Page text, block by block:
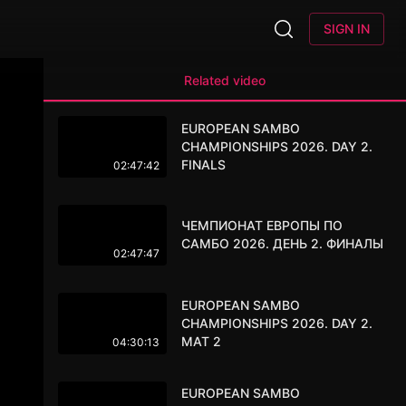
SIGN IN
Related video
02:47:42
EUROPEAN SAMBO
CHAMPIONSHIPS 2026. DAY 2.
FINALS
02:47:47
ЧЕМПИОНАТ ЕВРОПЫ ПО
САМБО 2026. ДЕНЬ 2. ФИНАЛЫ
04:30:13
EUROPEAN SAMBO
CHAMPIONSHIPS 2026. DAY 2.
MAT 2
EUROPEAN SAMBO